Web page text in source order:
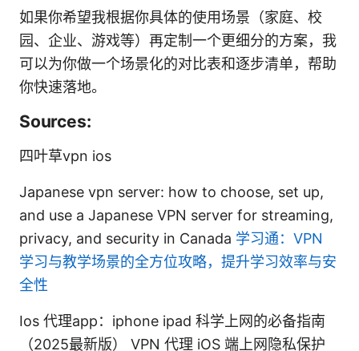
如果你希望我根据你具体的使用场景（家庭、校
园、企业、游戏等）再定制一个更细分的方案，我
可以为你做一个场景化的对比表和逐步清单，帮助
你快速落地。
Sources:
四叶草vpn ios
Japanese vpn server: how to choose, set up,
and use a Japanese VPN server for streaming,
privacy, and security in Canada 学习通：VPN
学习与教学场景的全方位攻略，提升学习效率与安
全性
Ios 代理app：iphone ipad 科学上网的必备指南
（2025最新版） VPN 代理 iOS 端上网隐私保护